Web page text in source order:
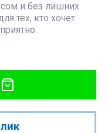
и без лишних
тех, кто хочет